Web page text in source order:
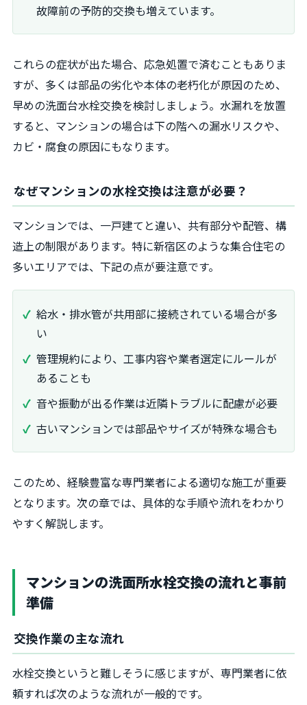
故障前の予防的交換も増えています。
これらの症状が出た場合、応急処置で済むこともありま
すが、多くは部品の劣化や本体の老朽化が原因のため、
早めの洗面台水栓交換を検討しましょう。水漏れを放置
すると、マンションの場合は下の階への漏水リスクや、
カビ・腐食の原因にもなります。
なぜマンションの水栓交換は注意が必要？
マンションでは、一戸建てと違い、共有部分や配管、構
造上の制限があります。特に新宿区のような集合住宅の
多いエリアでは、下記の点が要注意です。
給水・排水管が共用部に接続されている場合が多
い
管理規約により、工事内容や業者選定にルールが
あることも
音や振動が出る作業は近隣トラブルに配慮が必要
古いマンションでは部品やサイズが特殊な場合も
このため、経験豊富な専門業者による適切な施工が重要
となります。次の章では、具体的な手順や流れをわかり
やすく解説します。
マンションの洗面所水栓交換の流れと事前
準備
交換作業の主な流れ
水栓交換というと難しそうに感じますが、専門業者に依
頼すれば次のような流れが一般的です。